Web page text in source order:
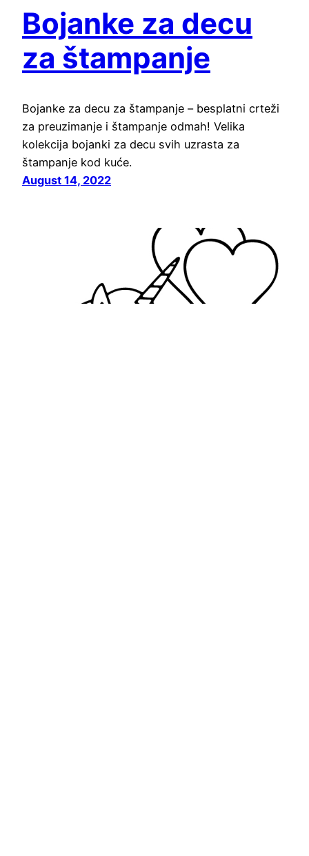
Bojanke za decu
za štampanje
Bojanke za decu za štampanje – besplatni crteži
za preuzimanje i štampanje odmah! Velika
kolekcija bojanki za decu svih uzrasta za
štampanje kod kuće.
August 14, 2022